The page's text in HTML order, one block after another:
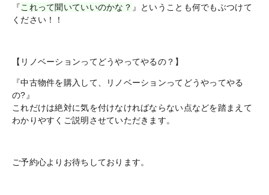
『これって聞いていいのかな？ 』ということも何でもぶつけて
ください！！
【リノベーションってどうやってやるの？】
『中古物件を購入して、リノベーションってどうやってやる
の?』
これだけは絶対に気を付けなければならない点などを踏まえて
わかりやすくご説明させていただきます。
ご予約心よりお待ちしております。